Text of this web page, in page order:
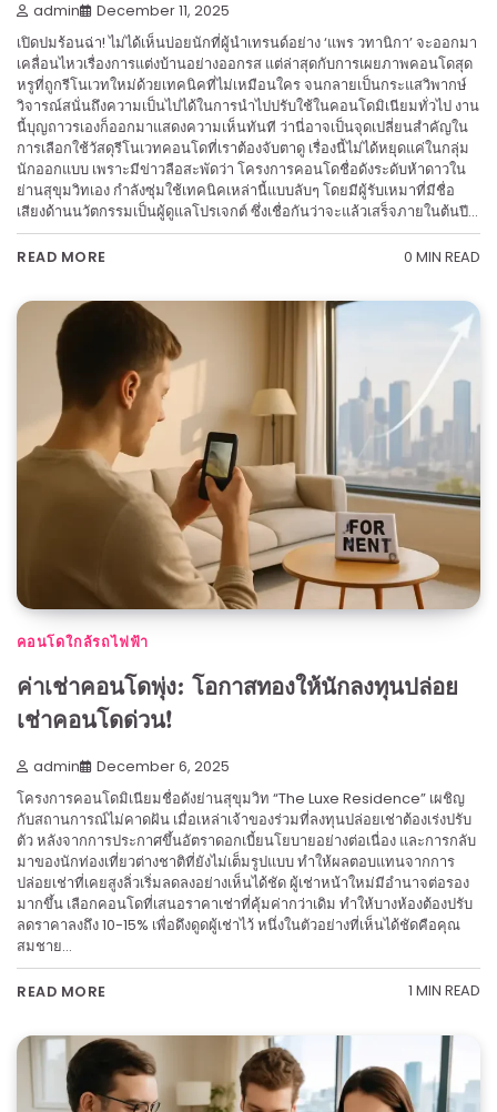
admin December 11, 2025
เปิดปมร้อนฉ่า! ไม่ได้เห็นบ่อยนักที่ผู้นำเทรนด์อย่าง ‘แพร วทานิกา’ จะออกมา
เคลื่อนไหวเรื่องการแต่งบ้านอย่างออกรส แต่ล่าสุดกับการเผยภาพคอนโดสุด
หรูที่ถูกรีโนเวทใหม่ด้วยเทคนิคที่ไม่เหมือนใคร จนกลายเป็นกระแสวิพากษ์
วิจารณ์สนั่นถึงความเป็นไปได้ในการนำไปปรับใช้ในคอนโดมิเนียมทั่วไป งาน
นี้บุญถาวรเองก็ออกมาแสดงความเห็นทันที ว่านี่อาจเป็นจุดเปลี่ยนสำคัญใน
การเลือกใช้วัสดุรีโนเวทคอนโดที่เราต้องจับตาดู เรื่องนี้ไม่ได้หยุดแค่ในกลุ่ม
นักออกแบบ เพราะมีข่าวลือสะพัดว่า โครงการคอนโดชื่อดังระดับห้าดาวใน
ย่านสุขุมวิทเอง กำลังซุ่มใช้เทคนิคเหล่านี้แบบลับๆ โดยมีผู้รับเหมาที่มีชื่อ
เสียงด้านนวัตกรรมเป็นผู้ดูแลโปรเจกต์ ซึ่งเชื่อกันว่าจะแล้วเสร็จภายในต้นปี…
READ MORE 0 MIN READ
คอนโดใกล้รถไฟฟ้า
ค่าเช่าคอนโดพุ่ง: โอกาสทองให้นักลงทุนปล่อย
เช่าคอนโดด่วน!
admin December 6, 2025
โครงการคอนโดมิเนียมชื่อดังย่านสุขุมวิท “The Luxe Residence” เผชิญ
กับสถานการณ์ไม่คาดฝัน เมื่อเหล่าเจ้าของร่วมที่ลงทุนปล่อยเช่าต้องเร่งปรับ
ตัว หลังจากการประกาศขึ้นอัตราดอกเบี้ยนโยบายอย่างต่อเนื่อง และการกลับ
มาของนักท่องเที่ยวต่างชาติที่ยังไม่เต็มรูปแบบ ทำให้ผลตอบแทนจากการ
ปล่อยเช่าที่เคยสูงลิ่วเริ่มลดลงอย่างเห็นได้ชัด ผู้เช่าหน้าใหม่มีอำนาจต่อรอง
มากขึ้น เลือกคอนโดที่เสนอราคาเช่าที่คุ้มค่ากว่าเดิม ทำให้บางห้องต้องปรับ
ลดราคาลงถึง 10-15% เพื่อดึงดูดผู้เช่าไว้ หนึ่งในตัวอย่างที่เห็นได้ชัดคือคุณ
สมชาย…
READ MORE 1 MIN READ